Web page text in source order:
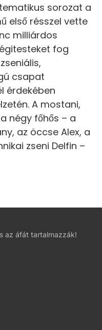
sorozat a
első résszel vette
milliárdos
fog
csapat
érdekében
A mostani,
négy főhős – a
az öccse Alex, a
zseni Delfin –
az áfát tartalmazzák!